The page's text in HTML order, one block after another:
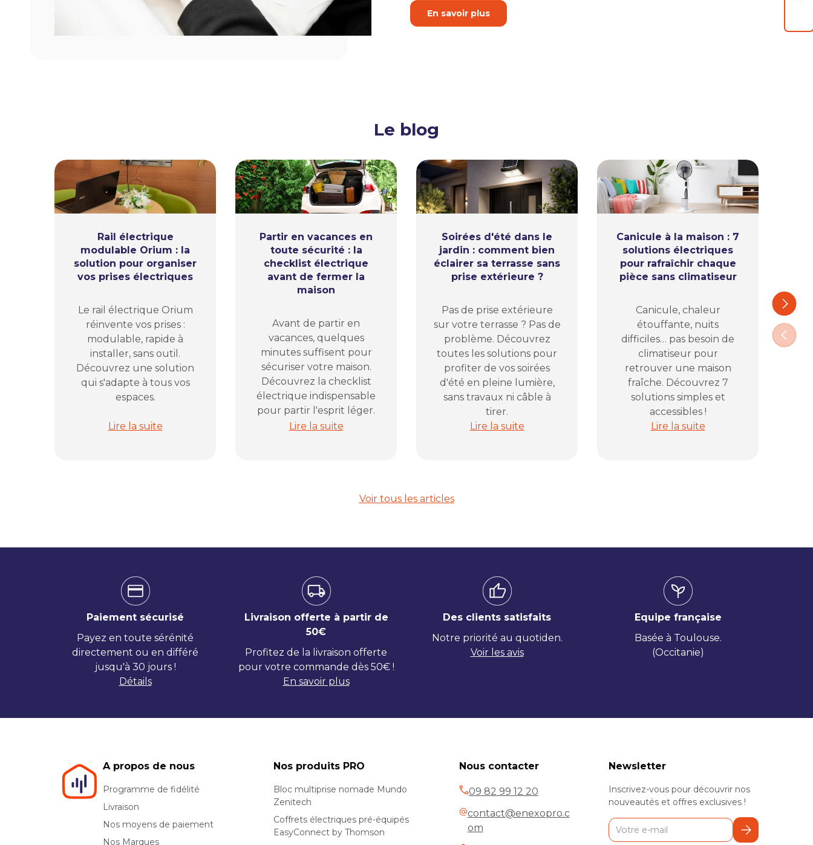
En savoir plus
Le blog
Rail électrique
modulable Orium : la
solution pour organiser
vos prises électriques
Le rail électrique Orium
réinvente vos prises :
modulable, rapide à
installer, sans outil.
Découvrez une solution
qui s'adapte à tous vos
espaces.
Rail électrique modulable Orium : la solution pour organiser vos prises électriques
Lire la suite
Partir en vacances en
toute sécurité : la
checklist électrique
avant de fermer la
maison
Avant de partir en
vacances, quelques
minutes suffisent pour
sécuriser votre maison.
Découvrez la checklist
électrique indispensable
pour partir l'esprit léger.
Partir en vacances en toute sécurité : la checklist électrique avant de fermer la maison
Lire la suite
Soirées d'été dans le
jardin : comment bien
éclairer sa terrasse sans
prise extérieure ?
Pas de prise extérieure
sur votre terrasse ? Pas de
problème. Découvrez
toutes les solutions pour
profiter de vos soirées
d'été en pleine lumière,
sans travaux ni câble à
tirer.
Soirées d'été dans le jardin : comment bien éclairer sa terrasse sans
Lire la suite
Canicule à la maison : 7
solutions électriques
pour rafraîchir chaque
pièce sans climatiseur
Canicule, chaleur
étouffante, nuits
difficiles… pas besoin de
climatiseur pour
retrouver une maison
fraîche. Découvrez 7
solutions simples et
accessibles !
Canicule à la maison : 7
Lire la suite
Suivant
Voir tous les articles
Paiement sécurisé
Payez en toute sérénité
directement ou en différé
jusqu'à 30 jours !
Détails
Livraison offerte à partir de
50€
Profitez de la livraison offerte
pour votre commande dès 50€ !
En savoir plus
Des clients satisfaits
Notre priorité au quotiden.
Voir les avis
Equipe française
Basée à Toulouse.
(Occitanie)
A propos de nous
Programme de fidélité
Livraison
Nos moyens de paiement
Nos Marques
Nos produits PRO
Bloc multiprise nomade Mundo
Zenitech
Coffrets électriques pré-équipés
EasyConnect by Thomson
Nous contacter
09 82 99 12 20
contact@enexopro.c
om
Newsletter
Inscrivez-vous pour découvrir nos
nouveautés et offres exclusives !
E-mail
S’inscrire